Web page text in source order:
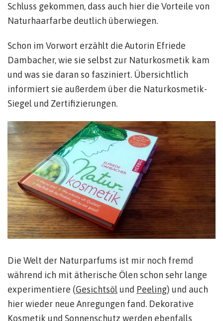
Schluss gekommen, dass auch hier die Vorteile von
Naturhaarfarbe deutlich überwiegen.
Schon im Vorwort erzählt die Autorin Efriede
Dambacher, wie sie selbst zur Naturkosmetik kam
und was sie daran so fasziniert. Übersichtlich
informiert sie außerdem über die Naturkosmetik-
Siegel und Zertifizierungen.
Die Welt der Naturparfums ist mir noch fremd
während ich mit ätherische Ölen schon sehr lange
experimentiere (Gesichtsöl und Peeling) und auch
hier wieder neue Anregungen fand. Dekorative
Kosmetik und Sonnenschutz werden ebenfalls